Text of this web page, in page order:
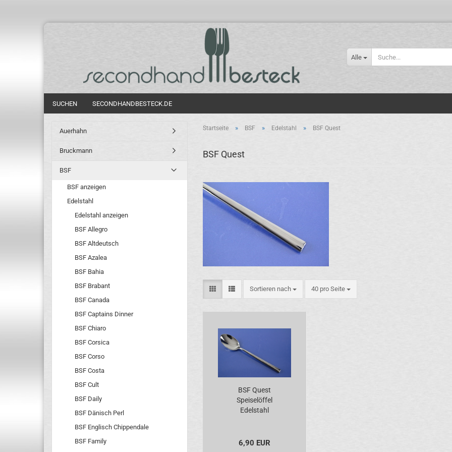
Alle
SUCHEN SECONDHANDBESTECK.DE
Startseite » BSF » Edelstahl » BSF Quest
BSF Quest
Sortieren nach
Sortieren nach 40 pro Seite
pro Seite
BSF Quest
Speiselöffel
Edelstahl
6,90 EUR
Auerhahn
Bruckmann
BSF
BSF anzeigen
Edelstahl
Edelstahl anzeigen
BSF Allegro
BSF Altdeutsch
BSF Azalea
BSF Bahia
BSF Brabant
BSF Canada
BSF Captains Dinner
BSF Chiaro
BSF Corsica
BSF Corso
BSF Costa
BSF Cult
BSF Daily
BSF Dänisch Perl
BSF Englisch Chippendale
BSF Family